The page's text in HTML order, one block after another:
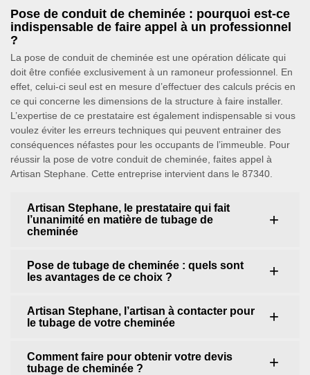
Pose de conduit de cheminée : pourquoi est-ce
indispensable de faire appel à un professionnel
?
La pose de conduit de cheminée est une opération délicate qui
doit être confiée exclusivement à un ramoneur professionnel. En
effet, celui-ci seul est en mesure d’effectuer des calculs précis en
ce qui concerne les dimensions de la structure à faire installer.
L’expertise de ce prestataire est également indispensable si vous
voulez éviter les erreurs techniques qui peuvent entrainer des
conséquences néfastes pour les occupants de l’immeuble. Pour
réussir la pose de votre conduit de cheminée, faites appel à
Artisan Stephane. Cette entreprise intervient dans le 87340.
Artisan Stephane, le prestataire qui fait
l’unanimité en matière de tubage de
cheminée
Pose de tubage de cheminée : quels sont
les avantages de ce choix ?
Artisan Stephane, l’artisan à contacter pour
le tubage de votre cheminée
Comment faire pour obtenir votre devis
tubage de cheminée ?